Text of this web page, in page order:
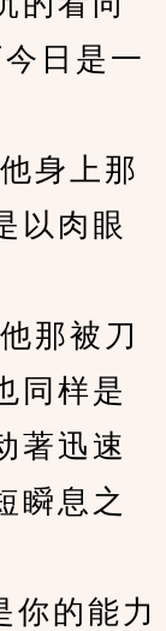
日是一
身上那
以肉眼
那被刀
同样是
著迅速
瞬息之
的能力